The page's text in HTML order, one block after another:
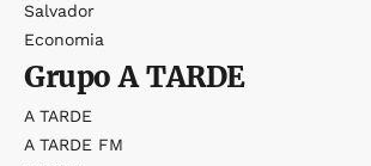
Salvador
Economia
GrupoA TARDE
A TARDE
A TARDE FM